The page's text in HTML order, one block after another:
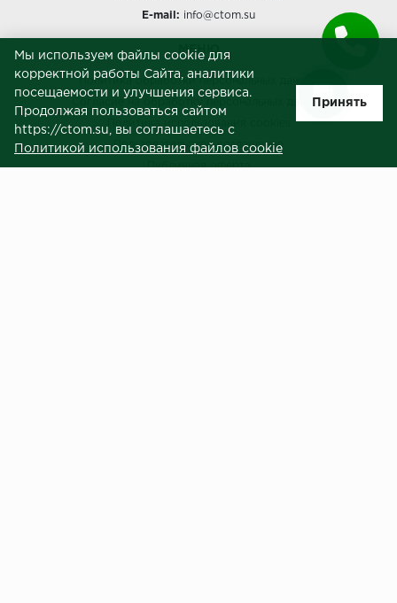
E-mail: info@ctom.su
МЕНЮ
Политика обработки персональных данных
Согласие на обработку персональных данных
Пользовательское соглашение
Публичная оферта
Мы используем файлы cookie для
корректной работы Сайта, аналитики
посещаемости и улучшения сервиса.
Продолжая пользоваться сайтом
https://ctom.su, вы соглашаетесь с
Политикой использования файлов cookie
Принять